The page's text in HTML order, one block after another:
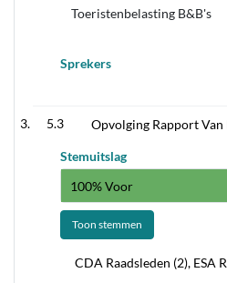
Toeristenbelasting B&B's
Sprekers
5.3 Opvolging Rapport
Stemuitslag
100% Voor
Toon stemmen
CDA Raadsleden (2), ESA